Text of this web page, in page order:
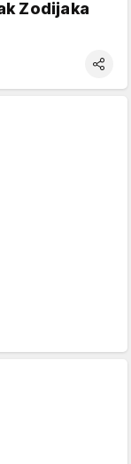
Zodijaka